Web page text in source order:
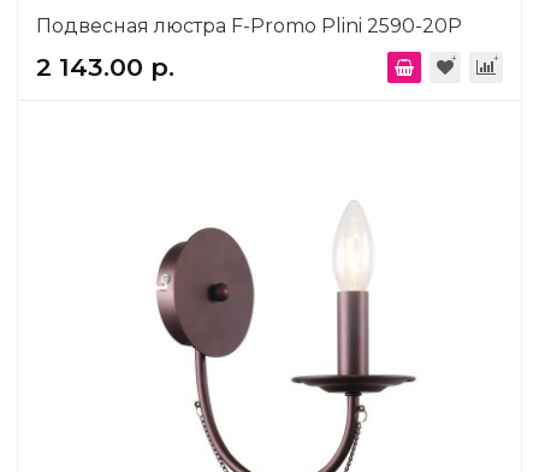
Подвесная люстра F-Promo Plini 2590-20P
2 143.00 р.